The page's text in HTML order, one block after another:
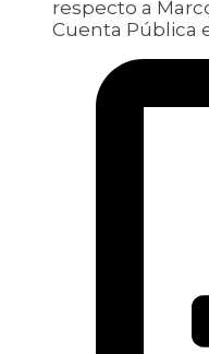
respecto a
Cuenta Pública